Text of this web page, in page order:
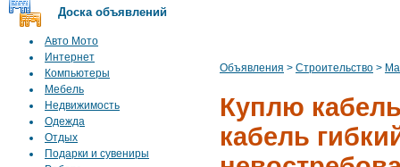
Доска объявлений
Авто Мото
Интернет
Компьютеры
Мебель
Недвижимость
Одежда
Отдых
Подарки и сувениры
Объявления > Строительство >
Куплю
кабель